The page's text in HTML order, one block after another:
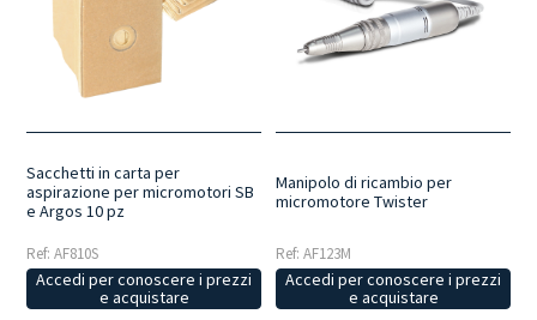
Sacchetti in carta per
aspirazione per micromotori SB
e Argos 10 pz
Ref: AF810S
Accedi per conoscere i prezzi
e acquistare
Manipolo di ricambio per
micromotore Twister
Ref: AF123M
Accedi per conoscere i prezzi
e acquistare